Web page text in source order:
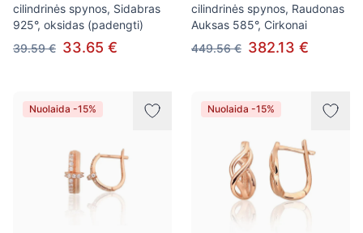
cilindrinės spynos, Sidabras
925°, oksidas (padengti)
39.59 € 33.65 €
cilindrinės spynos, Raudonas
Auksas 585°, Cirkonai
449.56 € 382.13 €
Nuolaida -15% Nuolaida -15%